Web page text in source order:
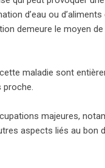
d’eau ou
demeure le moyen
maladie sont
proche.
majeures,
aspects liés au bon